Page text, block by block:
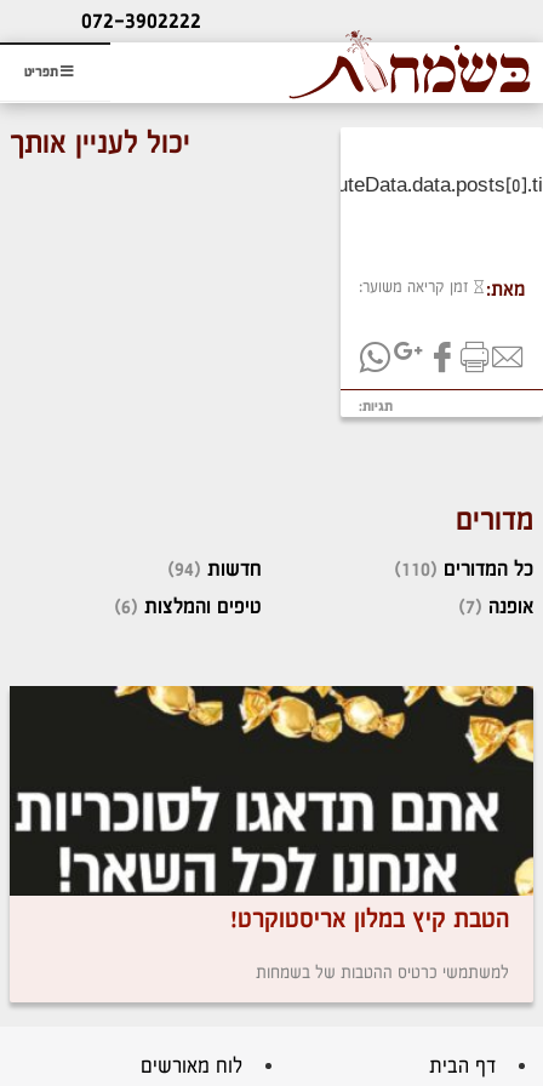
תפריט
ליעוץ חינם
והזמנת כרטיס שמחות
072-3902222
מאת: זמן קריאה משוער:
תגיות:
יכול לעניין אותך
מדורים
כל המדורים (110)
אופנה (7)
חדשות (94)
טיפים והמלצות (6)
הטבת קיץ במלון אריסטוקרט!
למשתמשי כרטיס ההטבות של בשמחות
דף הבית לוח מאורשים